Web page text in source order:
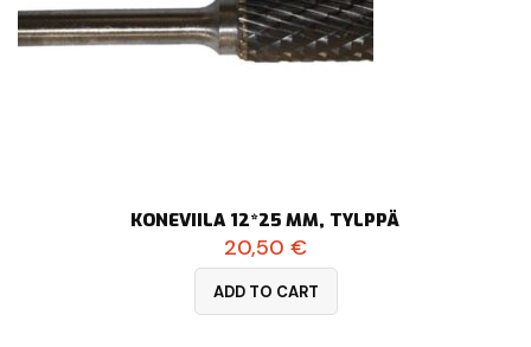
KONEVIILA 12*25 MM, TYLPPÄ
20,50 €
ADD TO CART